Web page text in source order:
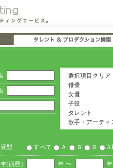
選択項目クリア
俳優
女優
子役
タレント
歌手・アーティ
型 すべて Ａ Ｂ Ｏ
(西暦) 年 〜